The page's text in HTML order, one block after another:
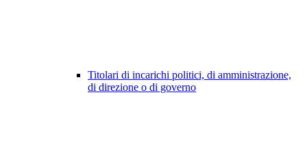
Titolari di incarichi politici, di amministrazione,
di direzione o di governo